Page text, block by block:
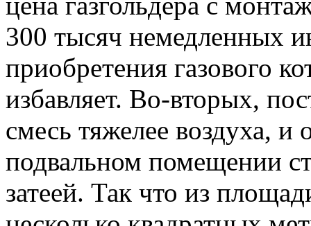
300 тысяч немедленных
приобретения газового
избавляет. Во-вторых,
смесь тяжелее воздуха, и
подвальном помещении
затеей. Так что из